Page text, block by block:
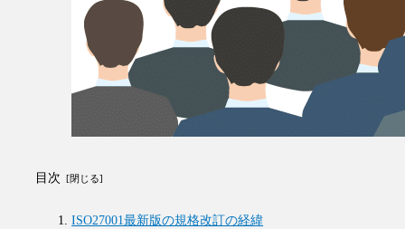
目次
ISO27001最新版の規格改訂の経緯